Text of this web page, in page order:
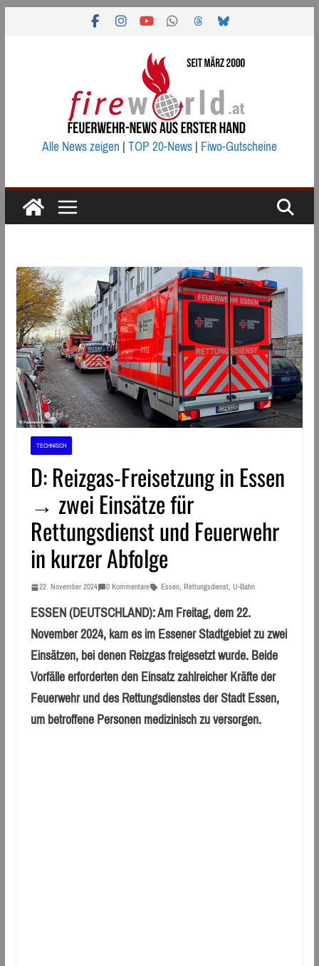
Alle News zeigen|TOP 20-News|Fiwo-Gutscheine
TECHNISCH
D: Reizgas-Freisetzung in Essen
→ zwei Einsätze für
Rettungsdienst und Feuerwehr
in kurzer Abfolge
22. November 2024 0 Kommentare Essen, Rettungsdienst, U-Bahn
ESSEN (DEUTSCHLAND): Am Freitag, dem 22.
November 2024, kam es im Essener Stadtgebiet zu zwei
Einsätzen, bei denen Reizgas freigesetzt wurde. Beide
Vorfälle erforderten den Einsatz zahlreicher Kräfte der
Feuerwehr und des Rettungsdienstes der Stadt Essen,
um betroffene Personen medizinisch zu versorgen.